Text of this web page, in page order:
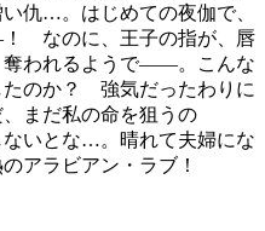
仇…。はじめての夜伽で、
なのに、王子の指が、唇
われるようで――。こんな
のか？ 強気だったわりに
まだ私の命を狙うの
いとな…。晴れて夫婦にな
アラビアン・ラブ！